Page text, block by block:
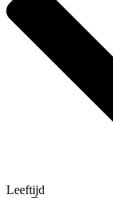
Leeftijd